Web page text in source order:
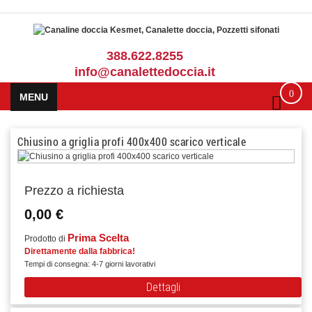
388.622.8255
info@canalettedoccia.it
0
MENU
Chiusino a griglia profi 400x400 scarico verticale
Prezzo a richiesta
0,00 €
Prodotto di Prima Scelta
Direttamente dalla fabbrica!
Tempi di consegna: 4-7 giorni lavorativi
Dettagli